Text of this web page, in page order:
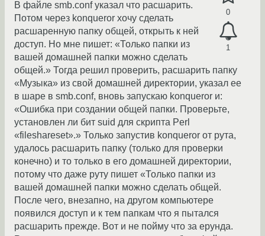
0
1
В файле smb.conf указал что расшарить.
Потом через konqueror хочу сделать
расшаренную папку общей, открыть к ней
доступ. Но мне пишет: «Только папки из
вашей домашней папки можно сделать
общей.» Тогда решил проверить, расшарить папку
«Музыка» из свой домашней директории, указал ее
в шаре в smb.conf, вновь запускаю konqueror и:
«Ошибка при создании общей папки. Проверьте,
установлен ли бит suid для скрипта Perl
«fileshareset».» Только запустив konqueror от рута,
удалось расшарить папку (только для проверки
конечно) и то только в его домашней директории,
потому что даже руту пишет «Только папки из
вашей домашней папки можно сделать общей.
После чего, внезапно, на другом компьютере
появился доступ и к тем папкам что я пытался
расшарить прежде. Вот и не пойму что за ерунда.